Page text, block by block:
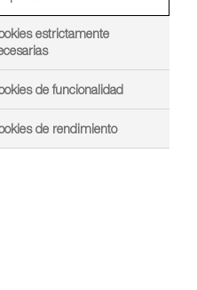
estrictamente
de funcionalidad
de rendimiento